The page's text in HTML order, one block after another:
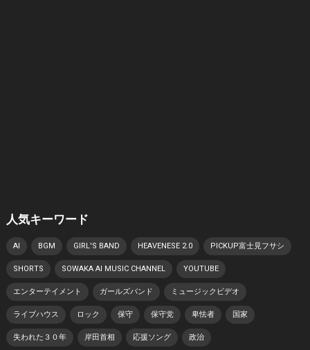
人気キーワード
AI BGM GIRL'S BAND HEAVENESE 2.0 PICKUP富士見フサシ
SHORTS SOWAKA AI MUSIC CHANNEL YOUTUBE
エンターテイメント ガールズバンド ミュージックビデオ
ライブハウス ロック 保守 保守党 卑怯者 国家
失われた３０年 岸田首相 応援ソング 政治